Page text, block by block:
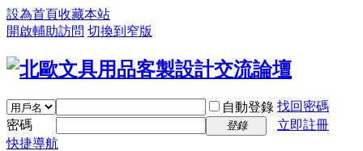
設為首頁收藏本站
開啟輔助訪問 切換到窄版
自動登錄 找回密碼
密碼
登錄
立即註冊
快捷導航